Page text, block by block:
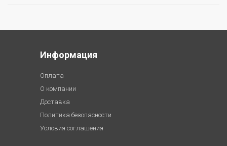
Информация
Оплата
О компании
Доставка
Политика безопасности
Условия соглашения